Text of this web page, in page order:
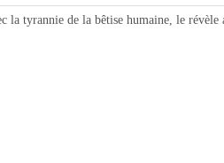
tyrannie de la bêtise humaine, le